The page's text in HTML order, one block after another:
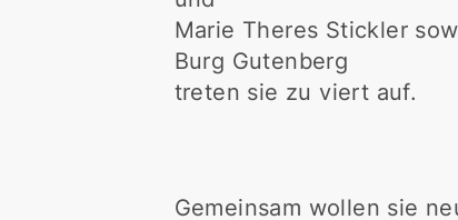
Marie Theres Stickler
Burg Gutenberg
treten sie zu viert auf.
Gemeinsam wollen sie